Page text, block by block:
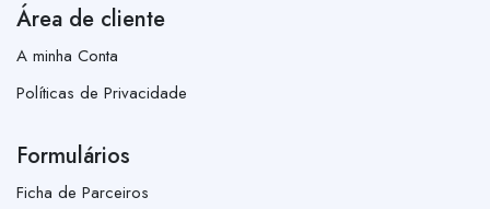
Área de cliente
A minha Conta
Políticas de Privacidade
Formulários
Ficha de Parceiros